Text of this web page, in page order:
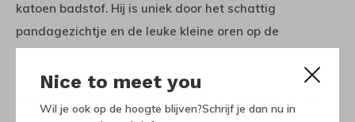
Nice to meet you
Wil je ook op de hoogte blijven?Schrijf je dan nu in
katoen badstof. Hij is uniek door het schattig
pandagezichtje en de leuke kleine oren op de